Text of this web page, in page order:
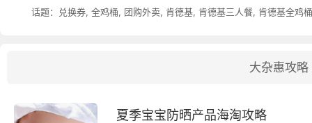
话题：
兑换券, 全鸡桶, 团购外卖, 肯德基, 肯德基三人餐, 肯德基全鸡桶
大杂惠攻略
夏季宝宝防晒产品海淘攻略